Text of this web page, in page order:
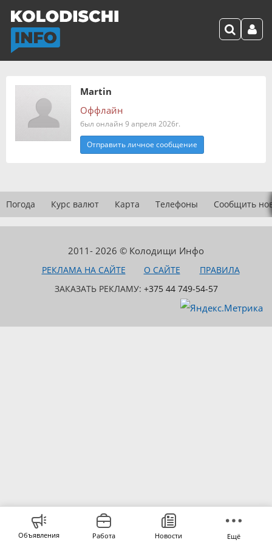
Martin
Оффлайн
был онлайн 9 апреля 2026г.
Отправить личное сообщение
Погода Курс валют Карта Телефоны Сообщить
2011- 2026 © Колодищи Инфо
РЕКЛАМА НА САЙТЕ О САЙТЕ
ПРАВИЛА
ЗАКАЗАТЬ РЕКЛАМУ: +375 44 749-54-57
Объявления Работа Новости Ещё